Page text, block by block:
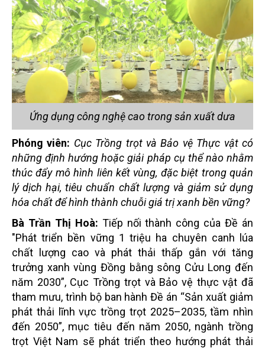
Ứng dụng công nghệ cao trong sản xuất dưa
Phóng viên: Cục Trồng trọtvàBảo vệ Thực vật có
những định hướng hoặc giải pháp cụ thể nào nhằm
thúc đẩy mô hình liên kết vùng, đặc biệt trong quản
lý dịch hại, tiêu chuẩn chất lượng và giảm sử dụng
hóa chất để hình thành chuỗi giá trị xanh bền vững?
Bà Trần Thị Hoà: Tiếp nối thành công của Đề án
"Phát triển bền vững 1 triệu ha chuyên canh lúa
chất lượng cao và phát thải thấp gắn với tăng
trưởng xanh vùng Đồng bằng sông Cửu Long đến
năm 2030”, Cục Trồng trọt và Bảo vệ thực vật đã
tham mưu, trình bộ ban hành Đề án “Sản xuất giảm
phát thải lĩnh vực trồng trọt 2025–2035, tầm nhìn
đến 2050”, mục tiêu đến năm 2050, ngành trồng
trọt Việt Nam sẽ phát triển theo hướng phát thải